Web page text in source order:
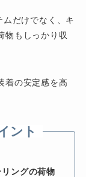
だけでなく、キ
物もしっかり収
着の安定感を高
ングの荷物